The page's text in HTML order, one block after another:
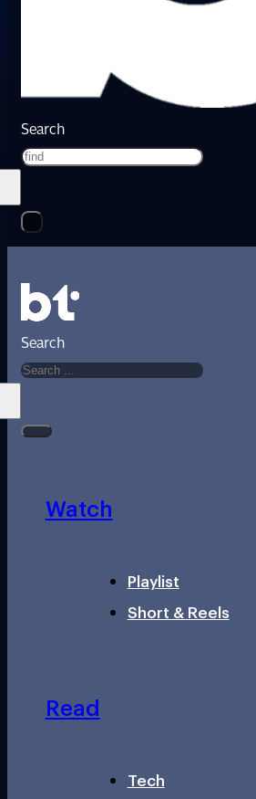
Search
Search
Watch
Playlist
Short & Reels
Read
Tech